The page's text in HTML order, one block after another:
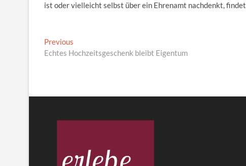
ist oder vielleicht selbst über ein Ehrenamt nachdenkt,
Beitragsnavigation
Previous
post:
Echtes Hochzeitsgeschenk bleibt Eigentum